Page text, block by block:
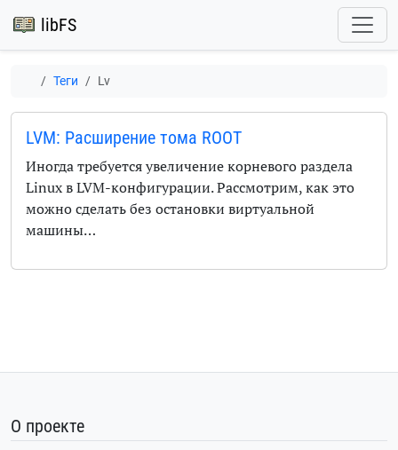
libFS
Теги Lv
LVM: Расширение тома ROOT
Иногда требуется увеличение корневого раздела
Linuxв LVM-конфигурации. Рассмотрим, как это
можно сделать без остановки виртуальной
машины…
О проекте